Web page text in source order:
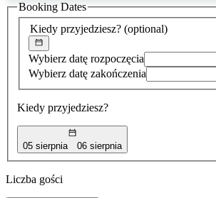
została
znaleziona
Kiedy przyjedziesz? (optional)
Wybierz datę rozpoczęcia
Wybierz datę zakończenia
Kiedy przyjedziesz?
05 sierpnia 06 sierpnia
Booking Dates
Liczba gości